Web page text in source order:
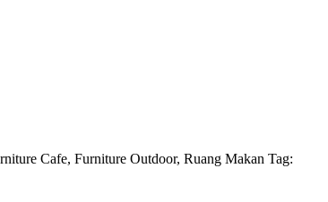
Cafe, Furniture Outdoor, Ruang Makan Tag: